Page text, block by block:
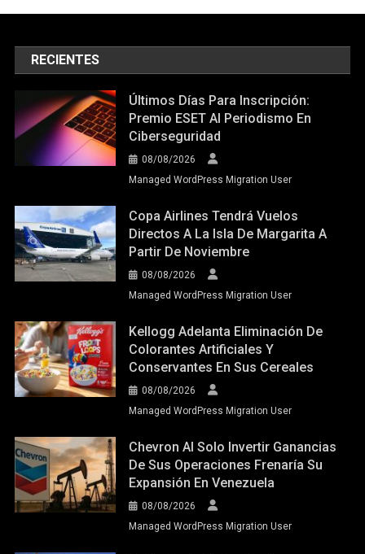
RECIENTES
Últimos Días Para Inscripción:
Premio ESET Al Periodismo En
Ciberseguridad
08/08/2026
Managed WordPress Migration User
Copa Airlines Tendrá Vuelos
Directos A La Isla De Margarita A
Partir De Noviembre
08/08/2026
Managed WordPress Migration User
Kellogg Adelanta Eliminación De
Colorantes Artificiales Y
Conservantes En Sus Cereales
08/08/2026
Managed WordPress Migration User
Chevron Al Solo Invertir Ganancias
De Sus Operaciones Frenaría Su
Expansión En Venezuela
08/08/2026
Managed WordPress Migration User